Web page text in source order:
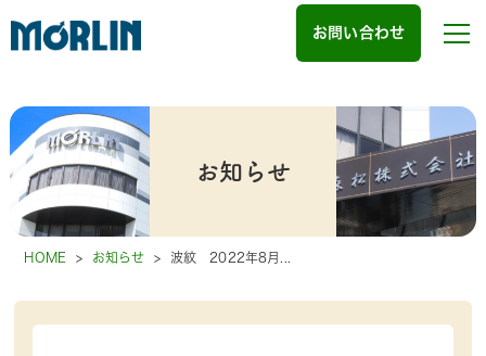
お問い合わせ
お知らせ
HOME > お知らせ > 波紋 2022年8月...